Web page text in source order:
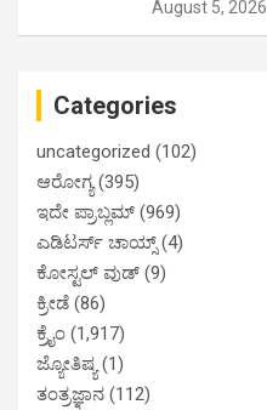
August 5, 2026
Categories
uncategorized (102)
ಆರೋಗ್ಯ(395)
ಇದೇ ಪ್ರಾಬ್ಲಮ್ (969)
ಎಡಿಟರ್ಸ್ ಚಾಯ್ಸ್(4)
ಕೋಸ್ಟಲ್ ವುಡ್ (9)
ಕ್ರೀಡೆ (86)
ಕ್ರೈಂ (1,917)
ಜ್ಯೋತಿಷ್ಯ(1)
ತಂತ್ರಜ್ಞಾನ (112)